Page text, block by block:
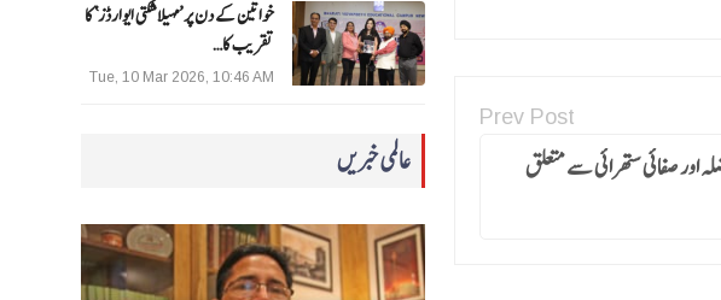
خواتین کے دن پر ’مہیلا شکتی ایوارڈز‘ کا
تقریب کا…
Tue, 10 Mar 2026, 10:46 AM
عالمی خبریں
Prev Post
ٹھوس فضلہ اور صفائی ستھرائی سے متعلق